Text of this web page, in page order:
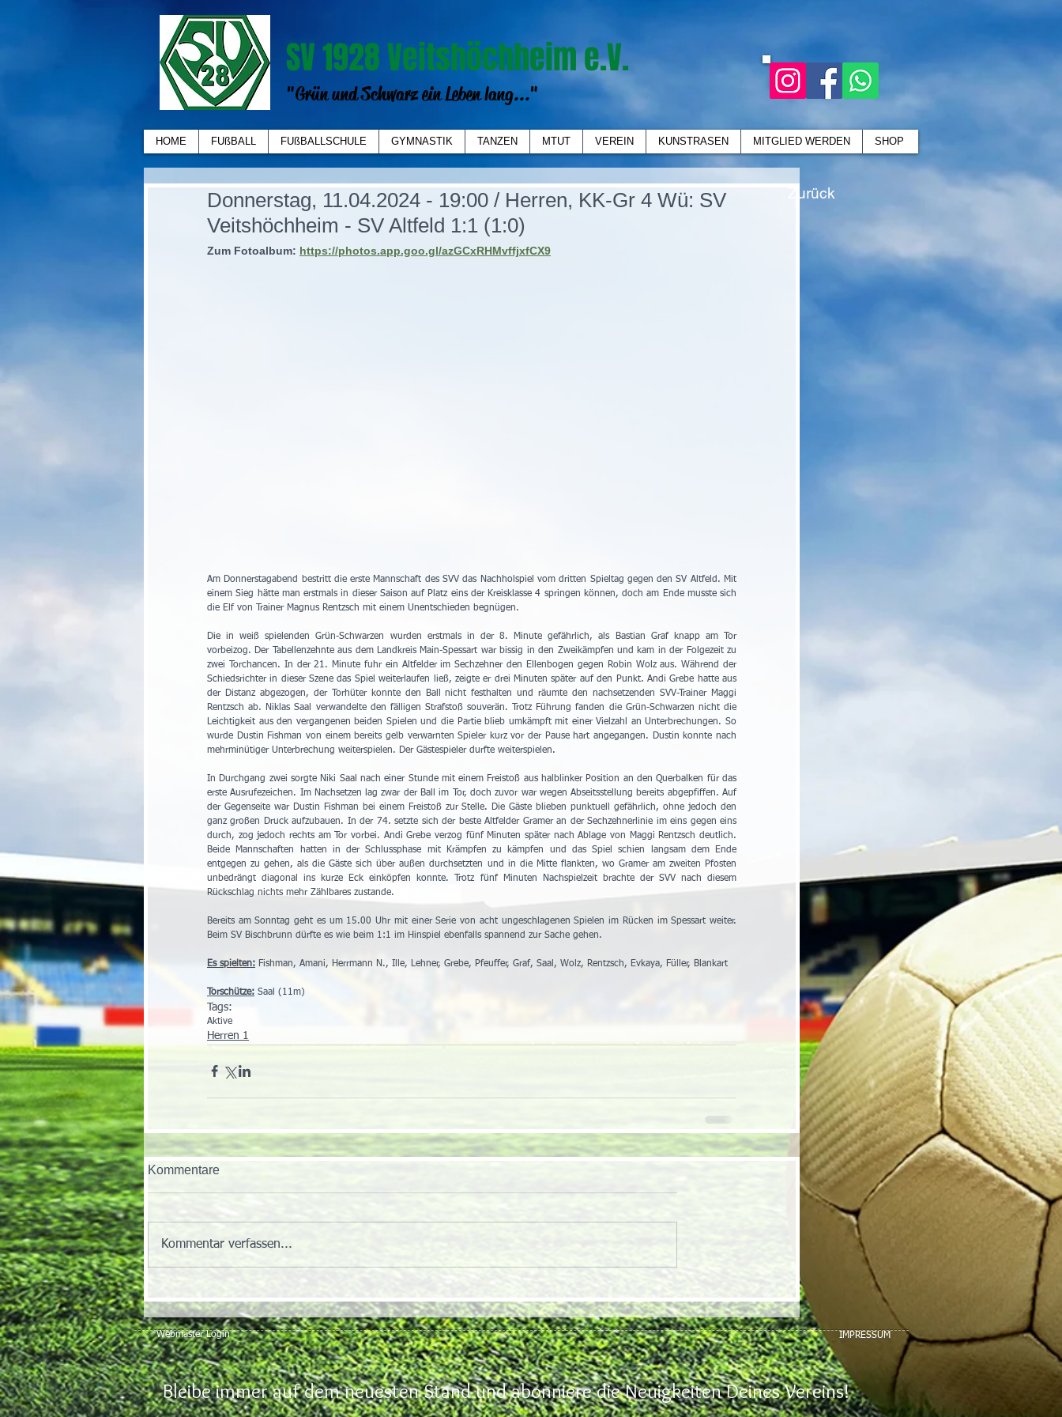
SV 1928 Veitshöchheim e.V.
"Grün und Schwarz ein Leben lang..."
HOME FUßBALL FUßBALLSCHULE GYMNASTIK TANZEN MTUT VEREIN KUNSTRASEN MITGLIED WERDEN SHOP
Donnerstag, 11.04.2024 - 19:00 / Herren, KK-Gr 4 Wü: SV
Veitshöchheim - SV Altfeld 1:1 (1:0)
Zum Fotoalbum: https://photos.app.goo.gl/azGCxRHMvffjxfCX9
Am Donnerstagabend bestritt die erste Mannschaft des SVV das Nachholspiel vom dritten Spieltag gegen den SV Altfeld. Mit
einem Sieg hätte man erstmals in dieser Saison auf Platz eins der Kreisklasse 4 springen können, doch am Ende musste sich
die Elf von Trainer Magnus Rentzsch mit einem Unentschieden begnügen.
Die in weiß spielenden Grün-Schwarzen wurden erstmals in der 8. Minute gefährlich, als Bastian Graf knapp am Tor
vorbeizog. Der Tabellenzehnte aus dem Landkreis Main-Spessart war bissig in den Zweikämpfen und kam in der Folgezeit zu
zwei Torchancen. In der 21. Minute fuhr ein Altfelder im Sechzehner den Ellenbogen gegen Robin Wolz aus. Während der
Schiedsrichter in dieser Szene das Spiel weiterlaufen ließ, zeigte er drei Minuten später auf den Punkt. Andi Grebe hatte aus
der Distanz abgezogen, der Torhüter konnte den Ball nicht festhalten und räumte den nachsetzenden SVV-Trainer Maggi
Rentzsch ab. Niklas Saal verwandelte den fälligen Strafstoß souverän. Trotz Führung fanden die Grün-Schwarzen nicht die
Leichtigkeit aus den vergangenen beiden Spielen und die Partie blieb umkämpft mit einer Vielzahl an Unterbrechungen. So
wurde Dustin Fishman von einem bereits gelb verwarnten Spieler kurz vor der Pause hart angegangen. Dustin konnte nach
mehrminütiger Unterbrechung weiterspielen. Der Gästespieler durfte weiterspielen.
In Durchgang zwei sorgte Niki Saal nach einer Stunde mit einem Freistoß aus halblinker Position an den Querbalken für das
erste Ausrufezeichen. Im Nachsetzen lag zwar der Ball im Tor, doch zuvor war wegen Abseitsstellung bereits abgepfiffen. Auf
der Gegenseite war Dustin Fishman bei einem Freistoß zur Stelle. Die Gäste blieben punktuell gefährlich, ohne jedoch den
ganz großen Druck aufzubauen. In der 74. setzte sich der beste Altfelder Gramer an der Sechzehnerlinie im eins gegen eins
durch, zog jedoch rechts am Tor vorbei. Andi Grebe verzog fünf Minuten später nach Ablage von Maggi Rentzsch deutlich.
Beide Mannschaften hatten in der Schlussphase mit Krämpfen zu kämpfen und das Spiel schien langsam dem Ende
entgegen zu gehen, als die Gäste sich über außen durchsetzten und in die Mitte flankten, wo Gramer am zweiten Pfosten
unbedrängt diagonal ins kurze Eck einköpfen konnte. Trotz fünf Minuten Nachspielzeit brachte der SVV nach diesem
Rückschlag nichts mehr Zählbares zustande.
Bereits am Sonntag geht es um 15.00 Uhr mit einer Serie von acht ungeschlagenen Spielen im Rücken im Spessart weiter.
Beim SV Bischbrunn dürfte es wie beim 1:1 im Hinspiel ebenfalls spannend zur Sache gehen.
Es spielten: Fishman, Amani, Herrmann N., Ille, Lehner, Grebe, Pfeuffer, Graf, Saal, Wolz, Rentzsch, Evkaya, Füller, Blankart
Torschütze: Saal (11m)
Tags:
Aktive
Herren 1
Kommentare
Kommentar verfassen...
Zurück
IMPRESSUM
Webmaster Login
Bleibe immer auf dem neuesten Stand und abonniere die Neuigkeiten Deines Vereins!